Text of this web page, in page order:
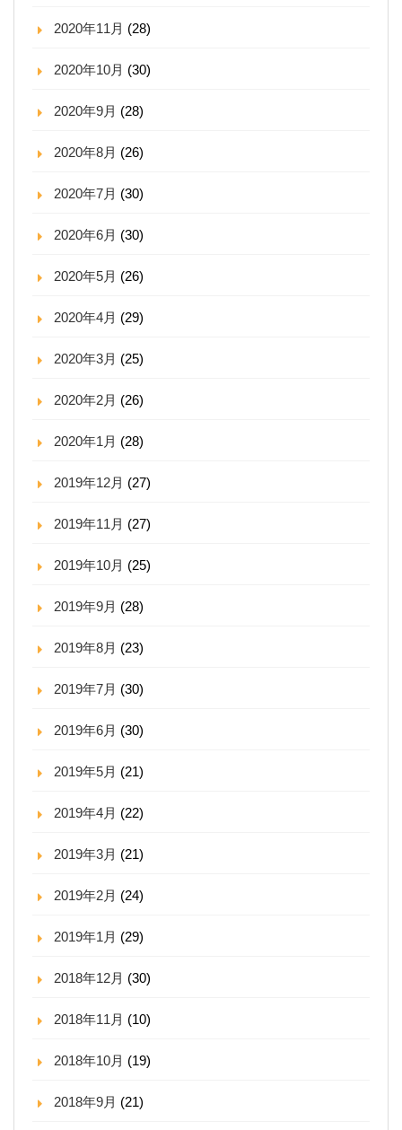
2020年11月 (28)
2020年10月 (30)
2020年9月 (28)
2020年8月 (26)
2020年7月 (30)
2020年6月 (30)
2020年5月 (26)
2020年4月 (29)
2020年3月 (25)
2020年2月 (26)
2020年1月 (28)
2019年12月 (27)
2019年11月 (27)
2019年10月 (25)
2019年9月 (28)
2019年8月 (23)
2019年7月 (30)
2019年6月 (30)
2019年5月 (21)
2019年4月 (22)
2019年3月 (21)
2019年2月 (24)
2019年1月 (29)
2018年12月 (30)
2018年11月 (10)
2018年10月 (19)
2018年9月 (21)